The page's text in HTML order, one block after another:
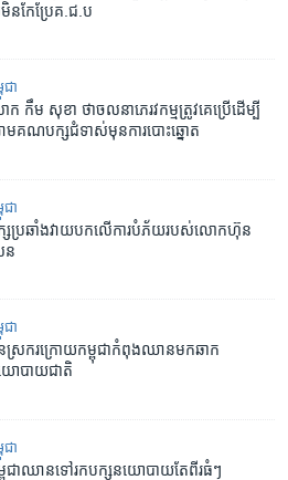
មិន​កែប្រែ​គ.ជ.ប
ជា
កឹម សុខា ​ថា​ចលនា​ភេរវកម្ម​ត្រូវ​គេ​ប្រើ​ដើម្បី​
ាម​គណបក្ស​ជំទាស់​មុន​ការ​បោះឆ្នោត
ជា
ស​ប្រឆាំង​វាយ​បក​លើ​ការ​បំភ័យ​របស់​លោក​ហ៊ុន​
ន
ជា
ស្រករ​ក្រោយ​កម្ពុជា​កំពុង​ឈាន​មក​ឆាក​
ោបាយ​ជាតិ
ជា
ពុជា​ឈាន​ទៅ​រក​បក្ស​នយោបាយ​តែ​ពីរ​ធំៗ